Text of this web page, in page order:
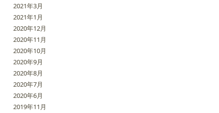
2021年3月
2021年1月
2020年12月
2020年11月
2020年10月
2020年9月
2020年8月
2020年7月
2020年6月
2019年11月